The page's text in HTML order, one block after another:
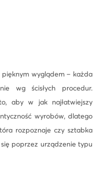
wyglądem – każda
wg ścisłych procedur.
aby w jak najłatwiejszy
wyrobów, dlatego
rozpoznaje czy sztabka
poprzez urządzenie typu